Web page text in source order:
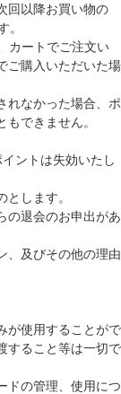
回以降お買い物の
。
カートでご注文い
ご購入いただいた場
れなかった場合、ポ
できません。
ントは失効いたし
します。
の退会のお申出があ
、及びその他の理由
が使用することがで
すること等は一切で
ドの管理、使用につ